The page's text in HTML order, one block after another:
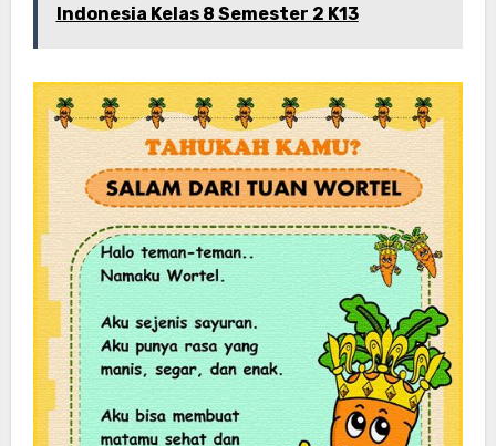
Indonesia Kelas 8 Semester 2 K13